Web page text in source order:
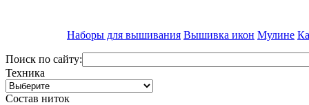
Наборы для вышивания Вышивка икон Мулине
Поиск по сайту:
Техника
Состав ниток